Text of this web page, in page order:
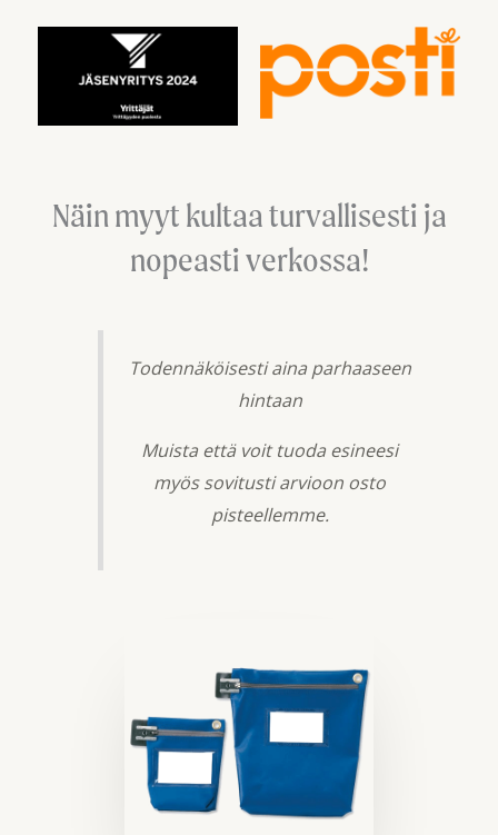
Näin myyt kultaa turvallisesti ja
nopeasti verkossa!
Todennäköisesti aina parhaaseen
hintaan
Muista että voit tuoda esineesi
myös sovitusti arvioon osto
pisteellemme.